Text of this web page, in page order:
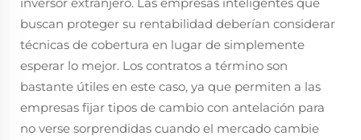
buscan proteger su rentabilidad deberían considerar
técnicas de cobertura en lugar de simplemente
esperar lo mejor. Los contratos a término son
bastante útiles en este caso, ya que permiten a las
empresas fijar tipos de cambio con antelación para
no verse sorprendidas cuando el mercado cambie